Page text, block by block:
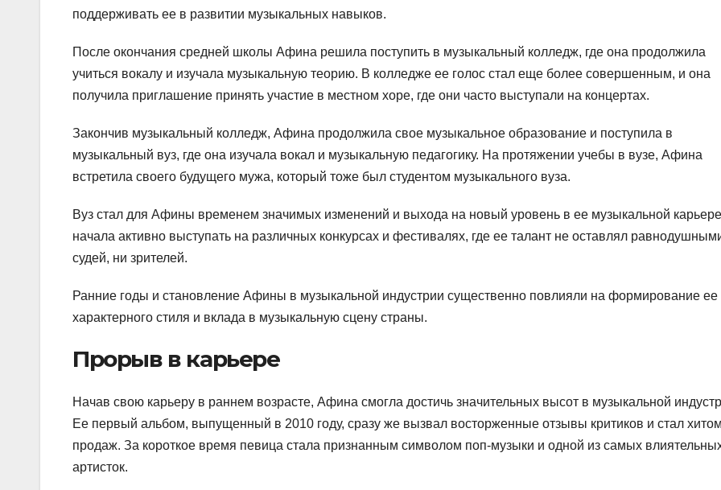
поддерживать ее в развитии музыкальных навыков.
После окончания средней школы Афина решила поступить в музыкальный колледж, где она продолжила
учиться вокалу и изучала музыкальную теорию. В колледже ее голос стал еще более совершенным, и она
получила приглашение принять участие в местном хоре, где они часто выступали на концертах.
Закончив музыкальный колледж, Афина продолжила свое музыкальное образование и поступила в
музыкальный вуз, где она изучала вокал и музыкальную педагогику. На протяжении учебы в вузе, Афина
встретила своего будущего мужа, который тоже был студентом музыкального вуза.
Вуз стал для Афины временем значимых изменений и выхода на новый уровень в ее музыкальной
начала активно выступать на различных конкурсах и фестивалях, где ее талант не оставлял
судей, ни зрителей.
Ранние годы и становление Афины в музыкальной индустрии существенно повлияли на формирование ее
характерного стиля и вклада в музыкальную сцену страны.
Прорыв в карьере
Начав свою карьеру в раннем возрасте, Афина смогла достичь значительных высот в музыкальной
Ее первый альбом, выпущенный в 2010 году, сразу же вызвал восторженные отзывы критиков и стал
продаж. За короткое время певица стала признанным символом поп-музыки и одной из самых
артисток.